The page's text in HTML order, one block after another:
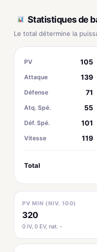
Statistiques de
Le total détermine la
PV 105
Attaque 139
Défense 71
Atq. Spé. 55
Déf. Spé. 101
Vitesse 119
Total
PV MIN (NIV. 100)
320
0 IV, 0 EV, nat. -